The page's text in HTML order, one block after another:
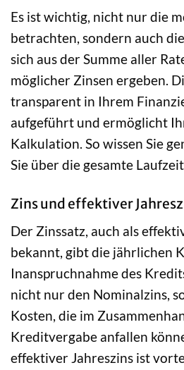
Es ist wichtig, nicht nur die
betrachten, sondern auch
sich aus der Summe aller
möglicher Zinsen ergeben.
transparent in Ihrem
aufgeführt und ermöglicht
Kalkulation. So wissen Sie
Sie über die gesamte
Zins und effektiver
Der Zinssatz, auch als
bekannt, gibt die jährlichen
Inanspruchnahme des
nicht nur den Nominalzins,
Kosten, die im
Kreditvergabe anfallen
effektiver Jahreszins ist